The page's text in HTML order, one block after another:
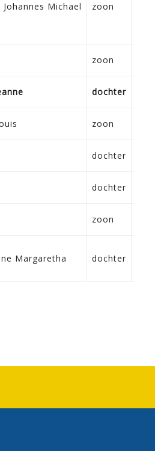
Johannes Michael zoon
zoon
dochter
zoon
dochter
dochter
zoon
Margaretha dochter